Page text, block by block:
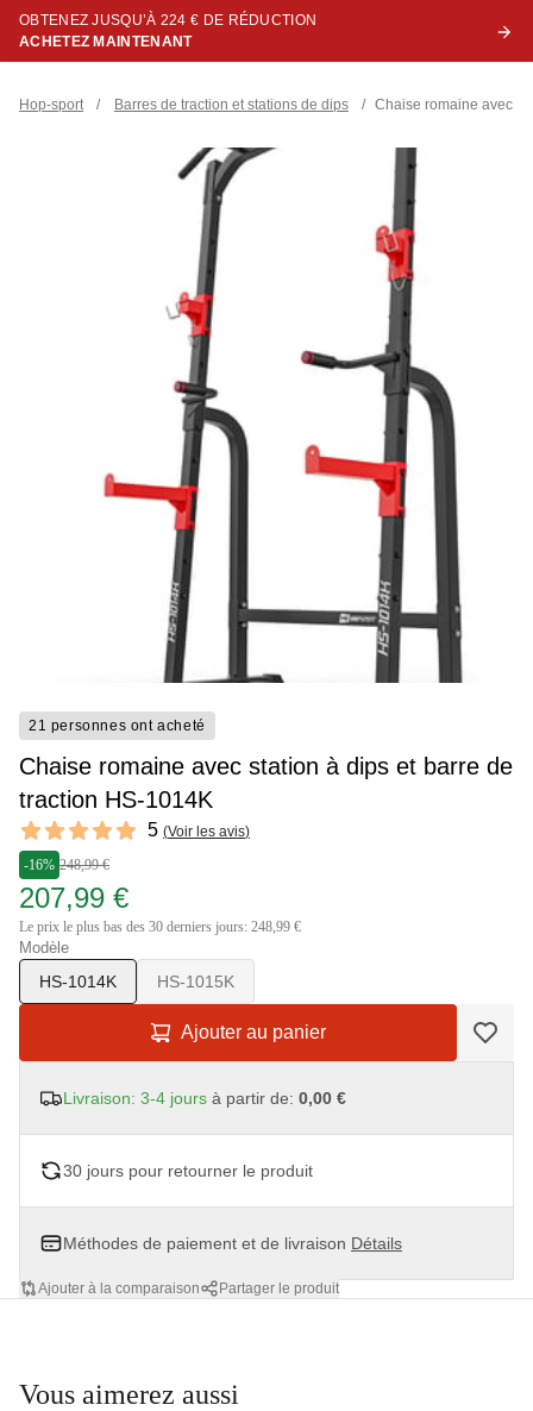
OBTENEZ JUSQU’À 224 € DE RÉDUCTION
ACHETEZ MAINTENANT
Hop-sport / Barres de traction et stations de dips / Chaise romaine avec
21 personnes ont acheté
Chaise romaine avec station à dips et barre de
traction HS-1014K
Reviews
5 out of 5 stars 5 (Voir les avis)
-16% 248,99 €
207,99 €
Le prix le plus bas des 30 derniers jours: 248,99 €
Modèle
HS-1014K HS-1015K
Ajouter au panier
Livraison: 3-4 jours à partir de: 0,00 €
30 jours pour retourner le produit
Méthodes de paiement et de livraison Détails
Ajouter à la comparaison Partager le produit
Vous aimerez aussi